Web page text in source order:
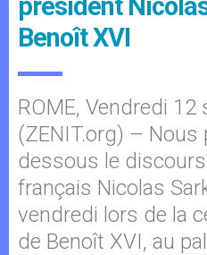
président
Benoît XVI
ROME, Vendredi
(ZENIT.org) – Nous
dessous le
français Nicolas
vendredi lors de la
de Benoît XVI, au